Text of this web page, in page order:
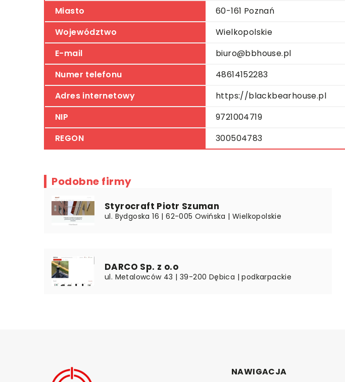
Miasto
60-161 Poznań
Województwo
Wielkopolskie
E-mail
biuro@bbhouse.pl
Numer telefonu
48614152283
Adres internetowy
https://blackbearhouse.pl
NIP
9721004719
REGON
300504783
Podobne firmy
Styrocraft Piotr Szuman
ul. Bydgoska 16 | 62-005 Owińska | Wielkopolskie
DARCO Sp. z o.o
ul. Metalowców 43 | 39-200 Dębica | podkarpackie
NAWIGACJA